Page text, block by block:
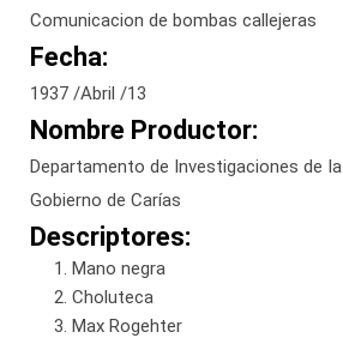
Comunicacion de bombas callejeras
Fecha:
1937 /Abril /13
Nombre Productor:
Departamento de Investigaciones de
Gobierno de Carías
Descriptores:
Mano negra
Choluteca
Max Rogehter